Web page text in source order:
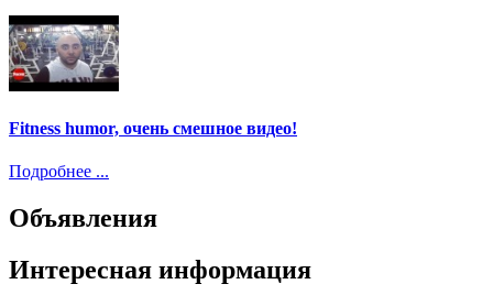
Fitness humor, очень смешное видео!
Подробнее ...
Объявления
Интересная информация